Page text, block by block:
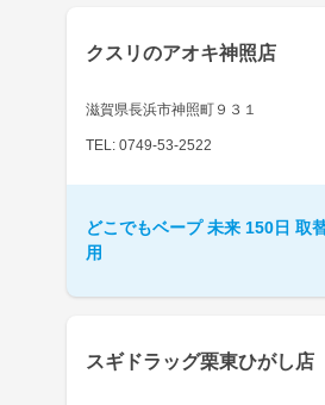
クスリのアオキ神照店
滋賀県長浜市神照町９３１
TEL: 0749-53-2522
どこでもベープ 未来 150日 取
用
スギドラッグ栗東ひがし店